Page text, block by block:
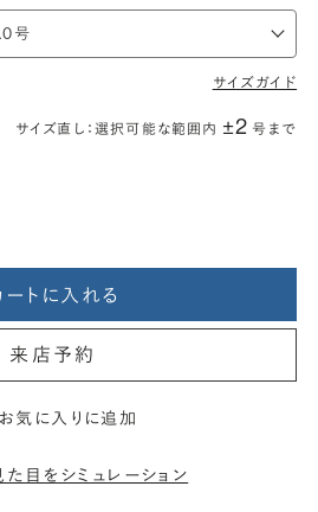
サイズガイド
サイズ直し：選択可能な範囲内 ±2 号まで
ートに入れる
来店予約
お気に入りに追加
目をシミュレーション